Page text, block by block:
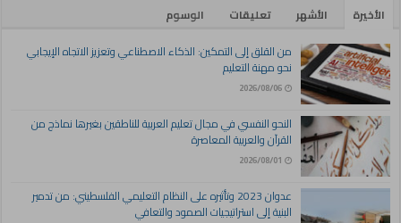
الأخيرة الأشهر تعليقات
الوسوم
من القلق إلى التمكين: الذكاء الاصطناعي وتعزيز الاتجاه الإيجابي
نحو مهنة التعليم
2026/08/06
النحو النفسي في مجال تعليم العربية للناطقين بغيرها نماذج من
القرآن والعربية المعاصرة
2026/08/01
عدوان 2023 وتأثيره على النظام التعليمي الفلسطيني: من تدمير
البنية إلى استراتيجيات الصمود والتعافي